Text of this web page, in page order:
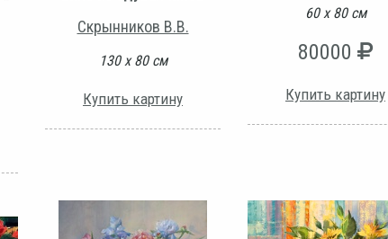
Скрынников В.В.
130 х 80 см
Купить картину
60 х 80 см
80000
Купить картину